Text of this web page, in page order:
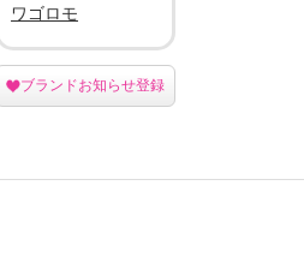
ワゴロモ
ブランドお知らせ登録